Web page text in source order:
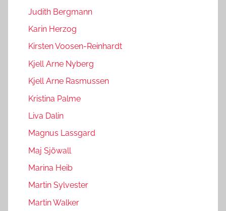
Judith Bergmann
Karin Herzog
Kirsten Voosen-Reinhardt
Kjell Arne Nyberg
Kjell Arne Rasmussen
Kristina Palme
Liva Dalin
Magnus Lassgard
Maj Sjöwall
Marina Heib
Martin Sylvester
Martin Walker